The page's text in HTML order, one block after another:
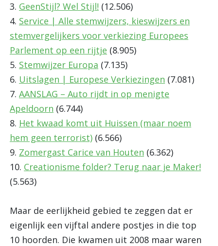
3. GeenStijl? Wel Stijl! (12.506)
4. Service | Alle stemwijzers, kieswijzers en
stemvergelijkers voor verkiezing Europees
Parlement op een rijtje (8.905)
5. Stemwijzer Europa (7.135)
6. Uitslagen | Europese Verkiezingen (7.081)
7. AANSLAG – Auto rijdt in op menigte
Apeldoorn (6.744)
8. Het kwaad komt uit Huissen (maar noem
hem geen terrorist) (6.566)
9. Zomergast Carice van Houten (6.362)
10. Creationisme folder? Terug naar je Maker!
(5.563)
Maar de eerlijkheid gebied te zeggen dat er
eigenlijk een vijftal andere postjes in die top
10 hoorden. Die kwamen uit 2008 maar waren